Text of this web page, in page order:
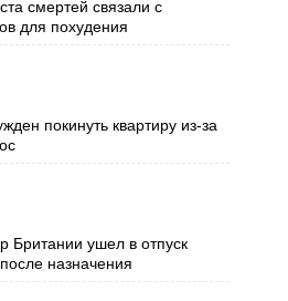
смертей связали с
для похудения
покинуть квартиру из-за
Британии ушел в отпуск
назначения